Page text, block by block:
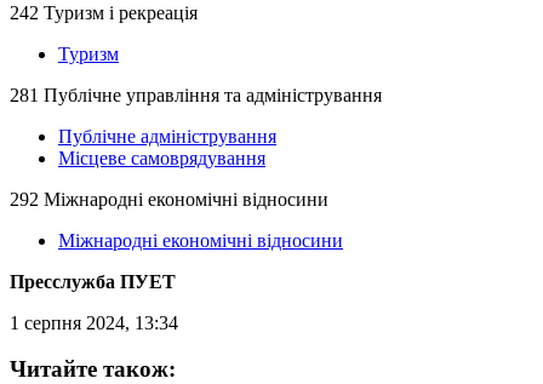
242 Туризм і рекреація
Туризм
281 Публічне управління та адміністрування
Публічне адміністрування
Місцеве самоврядування
292 Міжнародні економічні відносини
Міжнародні економічні відносини
Пресслужба ПУЕТ
1 серпня 2024, 13:34
Читайте також: